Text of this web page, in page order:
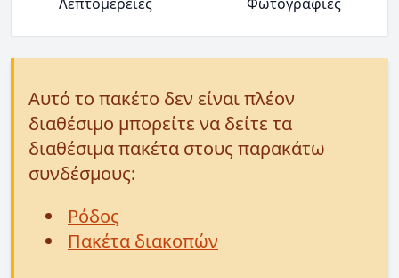
Αυτό το πακέτο δεν είναι πλέον
διαθέσιμο μπορείτε να δείτε τα
διαθέσιμα πακέτα στους παρακάτω
συνδέσμους:
Ρόδος
Πακέτα διακοπών